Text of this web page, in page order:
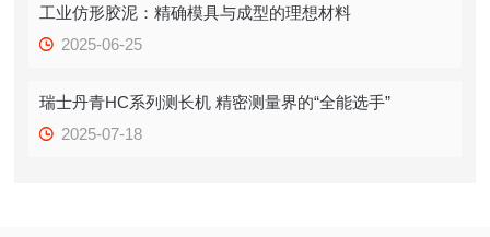
工业仿形胶泥：精确模具与成型的理想材料
2025-06-25
瑞士丹青HC系列测长机 精密测量界的“全能选手”
2025-07-18